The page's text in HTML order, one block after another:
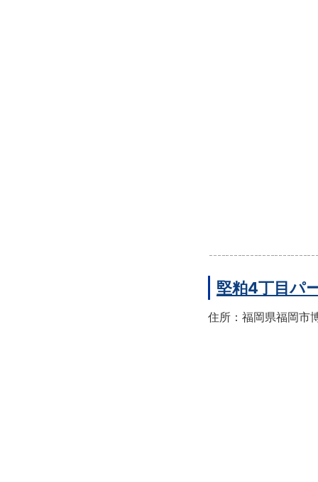
堅粕4丁目パ
住所：福岡県福岡市